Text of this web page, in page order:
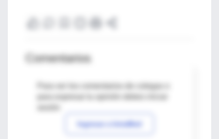
Comentarios
Para ver los comentarios de colegas o
Ingresar a IntraMed